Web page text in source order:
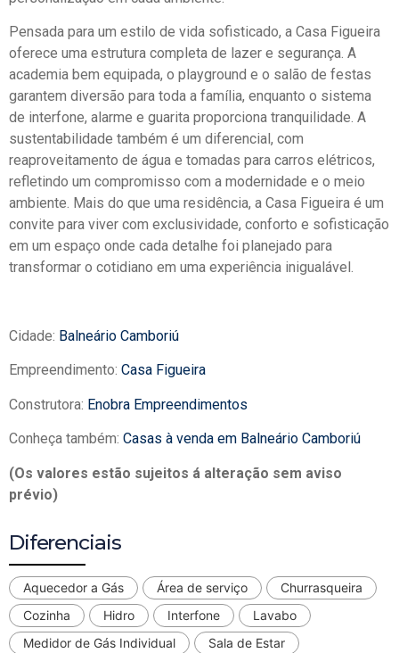
Pensada para um estilo de vida sofisticado, a Casa Figueira
oferece uma estrutura completa de lazer e segurança. A
academia bem equipada, o playground e o salão de festas
garantem diversão para toda a família, enquanto o sistema
de interfone, alarme e guarita proporciona tranquilidade. A
sustentabilidade também é um diferencial, com
reaproveitamento de água e tomadas para carros elétricos,
refletindo um compromisso com a modernidade e o meio
ambiente. Mais do que uma residência, a Casa Figueira é um
convite para viver com exclusividade, conforto e sofisticação
em um espaço onde cada detalhe foi planejado para
transformar o cotidiano em uma experiência inigualável.
Cidade: Balneário Camboriú
Empreendimento: Casa Figueira
Construtora: Enobra Empreendimentos
Conheça também: Casas à venda em Balneário Camboriú
(Os valores estão sujeitos á alteração sem aviso
prévio)
Diferenciais
Aquecedor a Gás Área de serviço
Churrasqueira
Cozinha
Hidro Interfone
Lavabo
Medidor de Gás Individual
Sala de Estar